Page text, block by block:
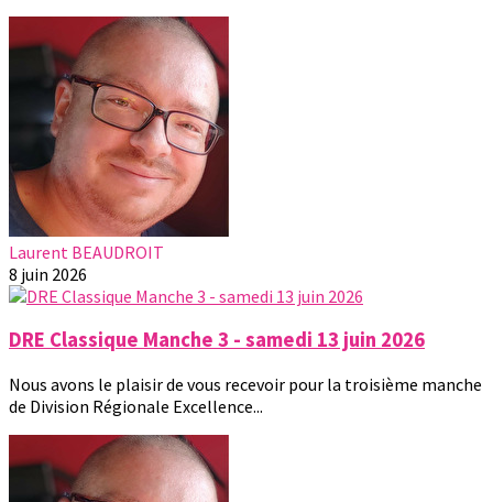
Laurent BEAUDROIT
8 juin 2026
DRE Classique Manche 3 - samedi 13 juin 2026
Nous avons le plaisir de vous recevoir pour la troisième manche
de Division Régionale Excellence...